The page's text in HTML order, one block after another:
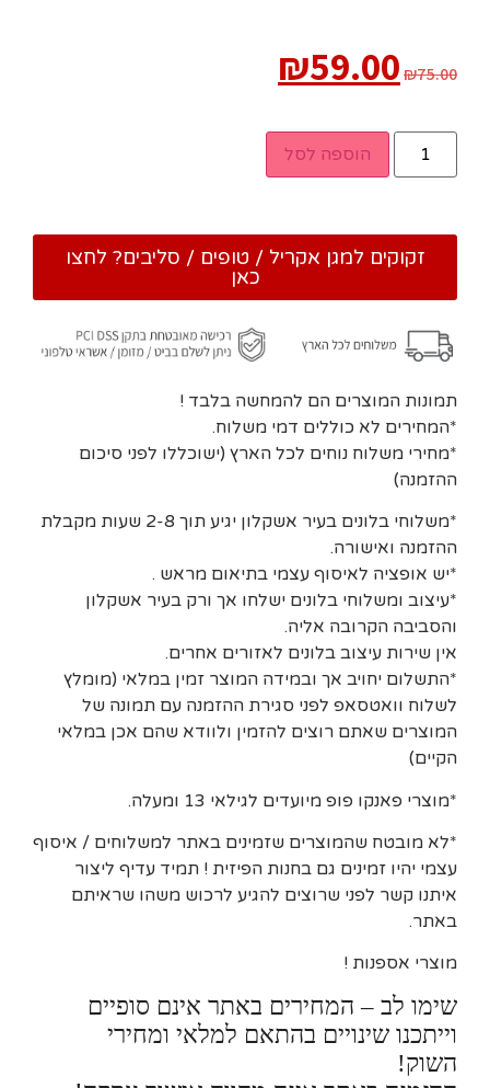
₪75.00
₪59.00
הוספה לסל
זקוקים למגן אקריל / טופים / סליבים? לחצו
כאן
תמונות המוצרים הם להמחשה בלבד !
*המחירים לא כוללים דמי משלוח.
*מחירי משלוח נוחים לכל הארץ (ישוכללו לפני סיכום
ההזמנה)
*משלוחי בלונים בעיר אשקלון יגיע תוך 2-8 שעות מקבלת
ההזמנה ואישורה.
*יש אופציה לאיסוף עצמי בתיאום מראש .
*עיצוב ומשלוחי בלונים ישלחו אך ורק בעיר אשקלון
והסביבה הקרובה אליה.
אין שירות עיצוב בלונים לאזורים אחרים.
*התשלום יחויב אך ובמידה המוצר זמין במלאי (מומלץ
לשלוח וואטסאפ לפני סגירת ההזמנה עם תמונה של
המוצרים שאתם רוצים להזמין ולוודא שהם אכן במלאי
הקיים)
*מוצרי פאנקו פופ מיועדים לגילאי 13 ומעלה.
*לא מובטח שהמוצרים שזמינים באתר למשלוחים / איסוף
עצמי יהיו זמינים גם בחנות הפיזית ! תמיד עדיף ליצור
איתנו קשר לפני שרוצים להגיע לרכוש משהו שראיתם
באתר.
מוצרי אספנות !
שימו לב – המחירים באתר אינם סופיים
וייתכנו שינויים בהתאם למלאי ומחירי
השוק!